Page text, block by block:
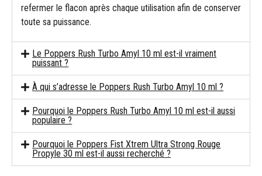
refermer le flacon après chaque utilisation afin de conserver
toute sa puissance.
Le Poppers Rush Turbo Amyl 10 ml est-il vraiment
puissant ?
À qui s’adresse le Poppers Rush Turbo Amyl 10 ml ?
Pourquoi le Poppers Rush Turbo Amyl 10 ml est-il aussi
populaire ?
Pourquoi le Poppers Fist Xtrem Ultra Strong Rouge
Propyle 30 ml est-il aussi recherché ?